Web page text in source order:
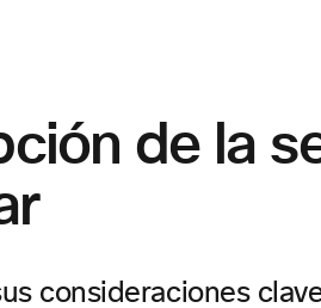
de la
consideraciones